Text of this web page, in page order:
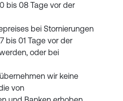
bis 08 Tage vor der
bei Stornierungen
bis 01 Tage vor der
oder bei
wir keine
von